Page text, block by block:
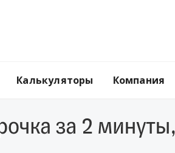
Калькуляторы Компания